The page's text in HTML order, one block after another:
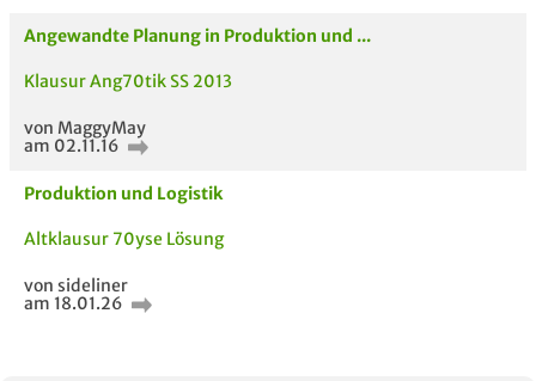
ähnliche Fächer und
Module anderer Unis
Angewandte Planung in Produktion und ...
Klausur Ang70tik SS 2013
von MaggyMay
am 02.11.16
Produktion und Logistik
Altklausur 70yse Lösung
von sideliner
am 18.01.26